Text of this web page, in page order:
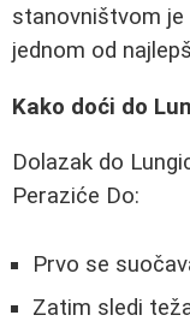
stanovništvom je
jednom od
Kako doći do
Dolazak do
Peraziće Do:
Prvo se
Zatim sledi